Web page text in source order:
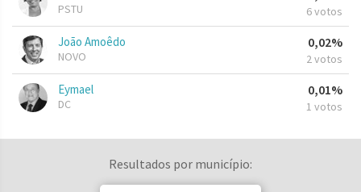
PSTU 6 votos
João Amoêdo
NOVO
0,02%
2 votos
Eymael
DC
0,01%
1 votos
Resultados por município: